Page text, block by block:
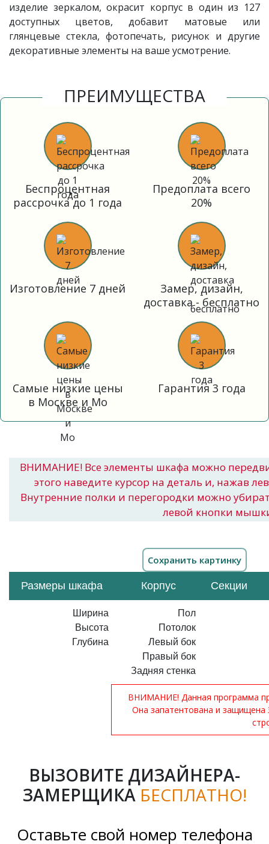
изделие зеркалом, окрасит корпус в один из 127
доступных цветов, добавит матовые или
глянцевые стекла, фотопечать, рисунок и другие
декоративные элементы на ваше усмотрение.
ПРЕИМУЩЕСТВА
Беспроцентная
рассрочка до 1 года
Предоплата всего
20%
Изготовление 7 дней
Замер, дизайн,
доставка - бесплатно
Самые низкие цены
в Москве и Мо
Гарантия 3 года
ВНИМАНИЕ! Все элементы шкафа можно
этого наведите курсор на деталь и, нажав
Внутренние полки и перегородки можно
левой кнопки
Размеры шкафа Корпус Секции
Ширина
Высота
Глубина
Пол
Потолок
Левый бок
Правый бок
Задняя стенка
ВНИМАНИЕ! Данная программа
Она запатентована и
ВЫЗОВИТЕ ДИЗАЙНЕРА-
ЗАМЕРЩИКА БЕСПЛАТНО!
Оставьте свой номер телефона